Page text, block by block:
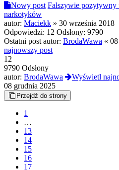
Nowy post Fałszywie
narkotyków
autor: Maciekk » 30 września 2018
Odpowiedzi: 12 Odsłony: 9790
Ostatni post autor: BrodaWawa «
najnowszy post
12
9790 Odsłony
autor: BrodaWawa
Wyświetl
08 grudnia 2025
Przejdź do strony
1
…
13
14
15
16
17